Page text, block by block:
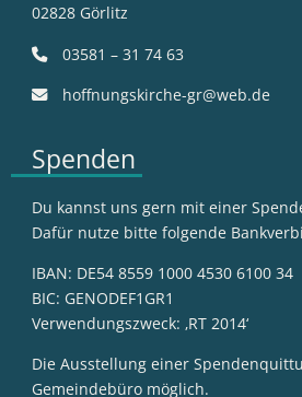
02828 Görlitz
03581 – 31 74 63
hoffnungskirche-gr@web.de
Spenden
Du kannst uns gern mit einer
Dafür nutze bitte folgende
IBAN: DE54 8559 1000 4530 6100 34
BIC: GENODEF1GR1
Verwendungszweck: ‚RT 2014‘
Die Ausstellung einer
Gemeindebüro möglich.